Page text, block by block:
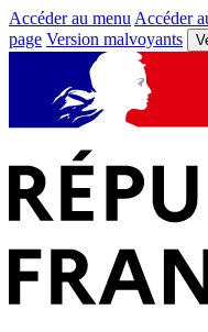
Accéder au menu Accéder
page Version malvoyants